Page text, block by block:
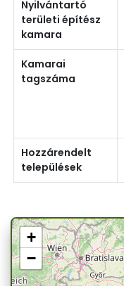
Nyilvántartó
területi építész
kamara
Kamarai
tagszáma
Hozzárendelt
települések
+
−